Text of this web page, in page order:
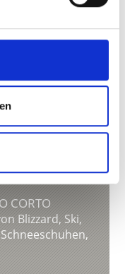
CORTO
Blizzard, Ski,